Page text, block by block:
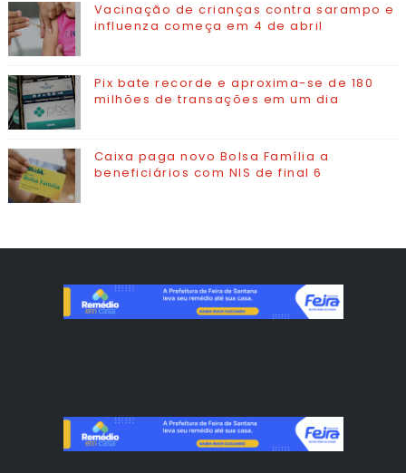
Vacinação de crianças contra sarampo e
influenza começa em 4 de abril
Pix bate recorde e aproxima-se de 180
milhões de transações em um dia
Caixa paga novo Bolsa Família a
beneficiários com NIS de final 6